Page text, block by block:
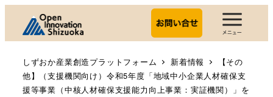
しずおか産業創造プラットフォーム 新着情報
【その
他】（支援機関向け）令和5年度「地域中小企業人材確保支
援等事業（中核人材確保支援能力向上事業：実証機関）」を